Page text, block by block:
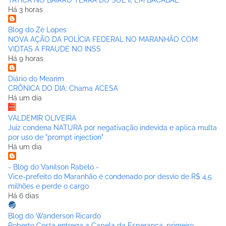
Há 3 horas
Blog do Zé Lopes
NOVA AÇÃO DA POLÍCIA FEDERAL NO MARANHÃO COM
VIDTAS A FRAUDE NO INSS
Há 9 horas
Diário do Mearim
CRÔNICA DO DIA: Chama ACESA
Há um dia
VALDEMIR OLIVEIRA
Juiz condena NATURA por negativação indevida e aplica multa
por uso de "prompt injection"
Há um dia
- Blog do Vanilson Rabelo -
Vice-prefeito do Maranhão é condenado por desvio de R$ 4,5
milhões e perde o cargo
Há 6 dias
Blog do Wanderson Ricardo